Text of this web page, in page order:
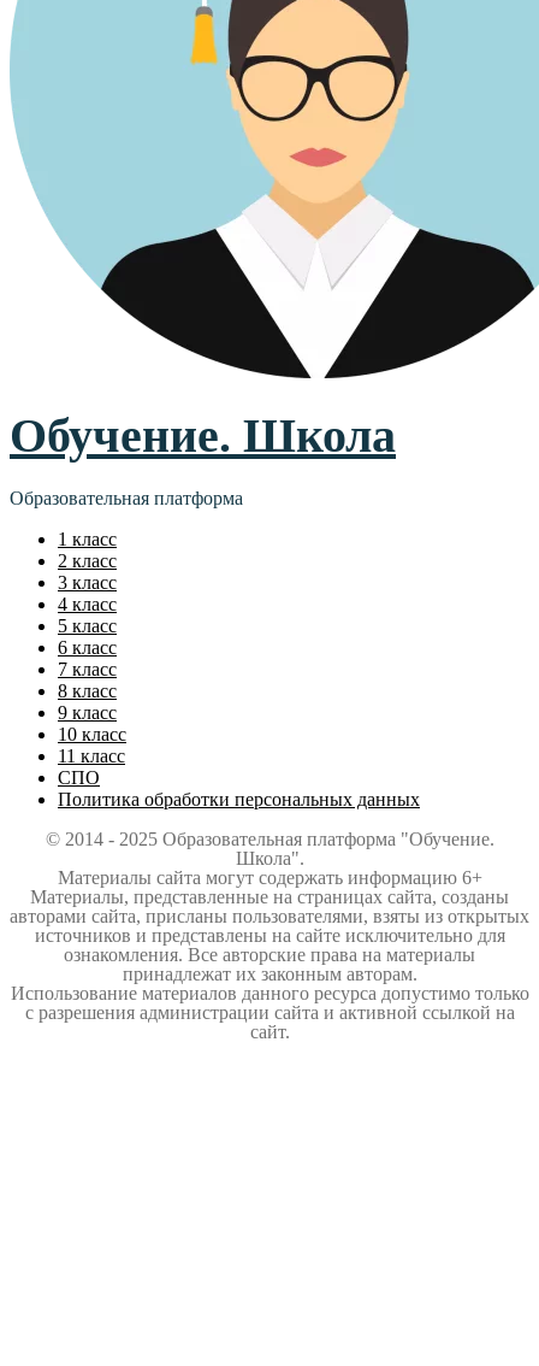
Обучение. Школа
Образовательная платформа
1 класс
2 класс
3 класс
4 класс
5 класс
6 класс
7 класс
8 класс
9 класс
10 класс
11 класс
СПО
Политика обработки персональных данных
© 2014 - 2025 Образовательная платформа "Обучение.
Школа".
Материалы сайта могут содержать информацию 6+
Материалы, представленные на страницах сайта, созданы
авторами сайта, присланы пользователями, взяты из открытых
источников и представлены на сайте исключительно для
ознакомления. Все авторские права на материалы
принадлежат их законным авторам.
Использование материалов данного ресурса допустимо только
с разрешения администрации сайта и активной ссылкой на
сайт.